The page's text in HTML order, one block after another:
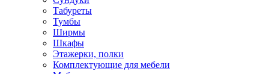
Табуреты
Тумбы
Ширмы
Шкафы
Этажерки, полки
Комплектующие для мебели